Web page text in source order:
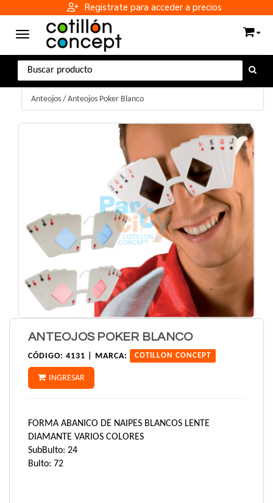
Registrate para acceder a precios
Toggle navigation
Anteojos / Anteojos Poker Blanco
ANTEOJOS POKER BLANCO
CÓDIGO: 4131 | MARCA: COTILLON CONCEPT
INGRESAR
FORMA ABANICO DE NAIPES BLANCOS LENTE
DIAMANTE VARIOS COLORES
SubBulto: 24
Bulto: 72